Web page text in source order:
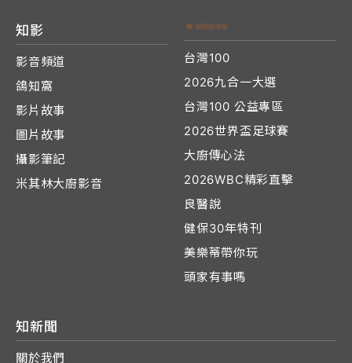
知影
影音頻道
鴿知窩
影片故事
圖片故事
攝影筆記
米其林大廚影音
台灣100
2026九合一大選
台灣100 公益專區
2026世界盃足球賽
大廚傳心法
2026WBC精彩直擊
良醫說
健保30年特刊
美樂蒂帶你玩
頭家有事嗎
知新聞
關於我們